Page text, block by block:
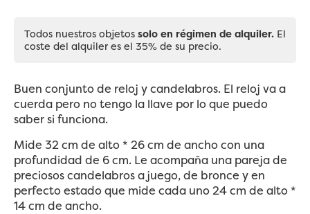
Todos nuestros objetos solo en régimen de alquiler. El
coste del alquiler es el 35% de su precio.
Buen conjunto de reloj y candelabros. El reloj va a
cuerda pero no tengo la llave por lo que puedo
saber si funciona.
Mide 32 cm de alto * 26 cm de ancho con una
profundidad de 6 cm. Le acompaña una pareja de
preciosos candelabros a juego, de bronce y en
perfecto estado que mide cada uno 24 cm de alto *
14 cm de ancho.